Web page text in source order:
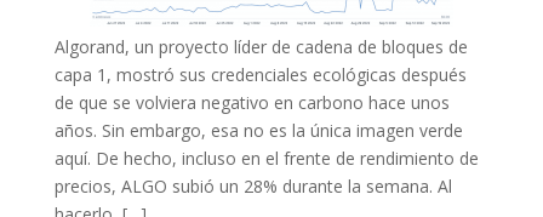
Algorand, un proyecto líder de cadena de bloques de
capa 1, mostró sus credenciales ecológicas después
de que se volviera negativo en carbono hace unos
años. Sin embargo, esa no es la única imagen verde
aquí. De hecho, incluso en el frente de rendimiento de
precios, ALGO subió un 28% durante la semana. Al